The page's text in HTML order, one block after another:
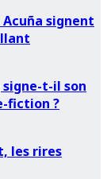
Acuña signent
signe-t-il son
fiction ?
les rires